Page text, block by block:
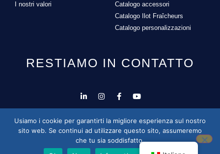
I nostri valori
Catalogo accessori
Catalogo Ilot Fraîcheurs
Catalogo personalizzazioni
RESTIAMO IN CONTATTO
Progettazione e sviluppo del sito a cura diAlexandre
Missonnier
Usiamo i cookie per garantirti la migliore esperienza sul nostro
sito web. Se continui ad utilizzare questo sito, assumeremo
che tu sia soddisfatto.